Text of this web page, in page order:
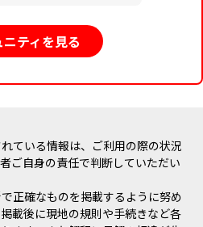
ニティを見る
ている情報は、ご利用の際の状況
ご自身の責任で判断していただい
正確なものを掲載するように努め
載後に現地の規則や手続きなど各